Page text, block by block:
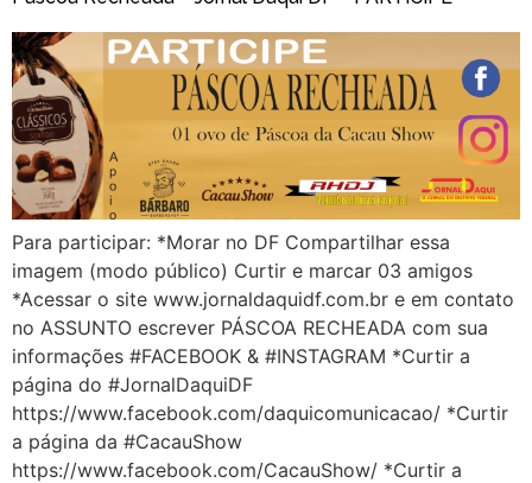
Para participar: *Morar no DF Compartilhar essa
imagem (modo público) Curtir e marcar 03 amigos
*Acessar o site www.jornaldaquidf.com.br e em contato
no ASSUNTO escrever PÁSCOA RECHEADA com sua
informações #FACEBOOK & #INSTAGRAM *Curtir a
página do #JornalDaquiDF
https://www.facebook.com/daquicomunicacao/ *Curtir
a página da #CacauShow
https://www.facebook.com/CacauShow/ *Curtir a